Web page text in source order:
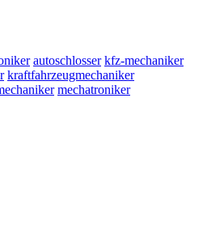
autoschlosser kfz-mechaniker
kraftfahrzeugmechaniker
mechatroniker